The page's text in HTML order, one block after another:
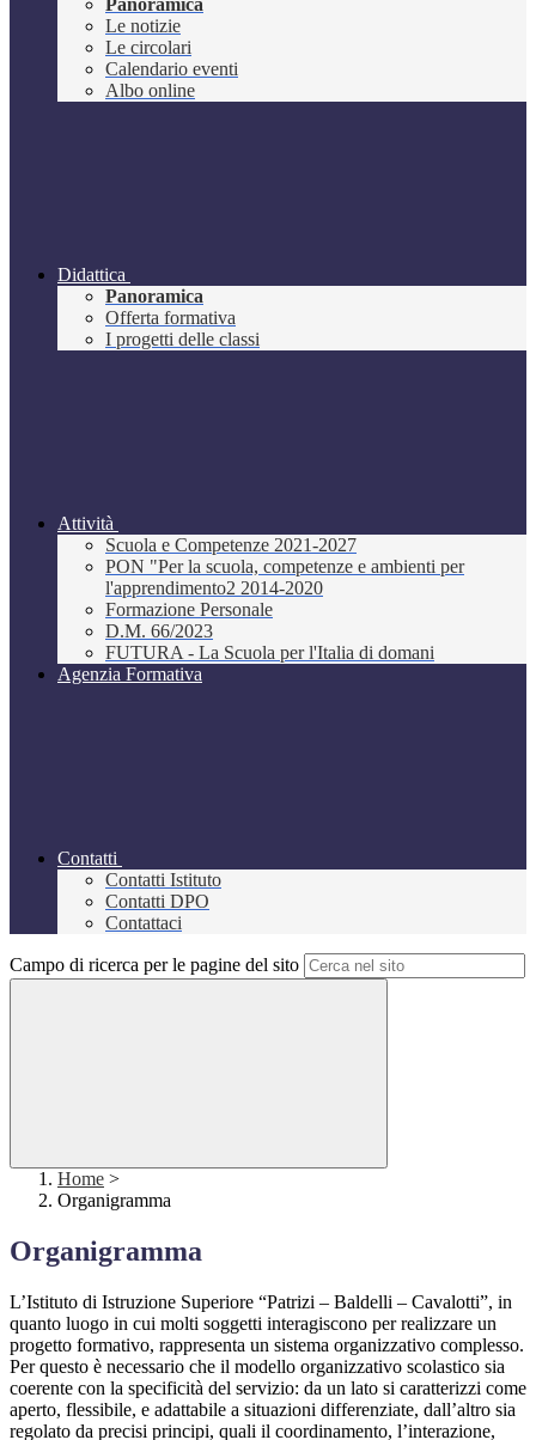
Panoramica
Le notizie
Le circolari
Calendario eventi
Albo online
Didattica
Panoramica
Offerta formativa
I progetti delle classi
Attività
Scuola e Competenze 2021-2027
PON "Per la scuola, competenze e ambienti per
l'apprendimento2 2014-2020
Formazione Personale
D.M. 66/2023
FUTURA - La Scuola per l'Italia di domani
Agenzia Formativa
Contatti
Contatti Istituto
Contatti DPO
Contattaci
Campo di ricerca per le pagine del sito
Home >
Organigramma
Organigramma
L’Istituto di Istruzione Superiore “Patrizi – Baldelli – Cavalotti”, in
quanto luogo in cui molti soggetti interagiscono per realizzare un
progetto formativo, rappresenta un sistema organizzativo complesso.
Per questo è necessario che il modello organizzativo scolastico sia
coerente con la specificità del servizio: da un lato si caratterizzi come
aperto, flessibile, e adattabile a situazioni differenziate, dall’altro sia
regolato da precisi principi, quali il coordinamento, l’interazione,